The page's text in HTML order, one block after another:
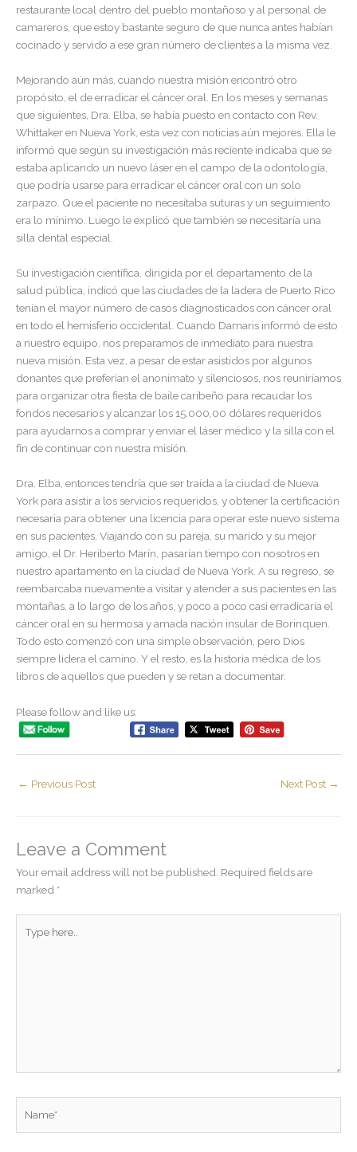
restaurante local dentro del pueblo montañoso y al personal de
camareros, que estoy bastante seguro de que nunca antes habían
cocinado y servido a ese gran número de clientes a la misma vez.
Mejorando aún más, cuando nuestra misión encontró otro
propósito, el de erradicar el cáncer oral. En los meses y semanas
que siguientes, Dra. Elba, se había puesto en contacto con Rev.
Whittaker en Nueva York, esta vez con noticias aún mejores. Ella le
informó que según su investigación más reciente indicaba que se
estaba aplicando un nuevo láser en el campo de la odontología,
que podría usarse para erradicar el cáncer oral con un solo
zarpazo. Que el paciente no necesitaba suturas y un seguimiento
era lo mínimo. Luego le explicó que también se necesitaría una
silla dental especial.
Su investigación científica, dirigida por el departamento de la
salud pública, indicó que las ciudades de la ladera de Puerto Rico
tenían el mayor número de casos diagnosticados con cáncer oral
en todo el hemisferio occidental. Cuando Damaris informó de esto
a nuestro equipo, nos preparamos de inmediato para nuestra
nueva misión. Esta vez, a pesar de estar asistidos por algunos
donantes que preferían el anonimato y silenciosos, nos reuniríamos
para organizar otra fiesta de baile caribeño para recaudar los
fondos necesarios y alcanzar los 15.000,00 dólares requeridos
para ayudarnos a comprar y enviar el láser médico y la silla con el
fin de continuar con nuestra misión.
Dra. Elba, entonces tendría que ser traída a la ciudad de Nueva
York para asistir a los servicios requeridos, y obtener la certificación
necesaria para obtener una licencia para operar este nuevo sistema
en sus pacientes. Viajando con su pareja, su marido y su mejor
amigo, el Dr. Heriberto Marín, pasarían tiempo con nosotros en
nuestro apartamento en la ciudad de Nueva York. A su regreso, se
reembarcaba nuevamente a visitar y atender a sus pacientes en las
montañas, a lo largo de los años, y poco a poco casi erradicaría el
cáncer oral en su hermosa y amada nación insular de Borinquen.
Todo esto comenzó con una simple observación, pero Dios
siempre lidera el camino. Y el resto, es la historia médica de los
libros de aquellos que pueden y se retan a documentar.
Please follow and like us:
← Previous Post Next Post →
Leave a Comment
Your email address will not be published. Required fields are
marked *
here..